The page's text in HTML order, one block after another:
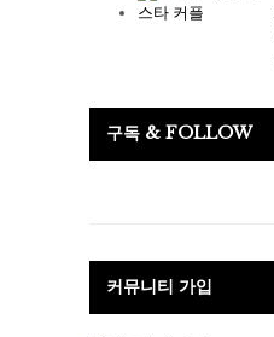
구독 & FOLLOW
커뮤니티 가입